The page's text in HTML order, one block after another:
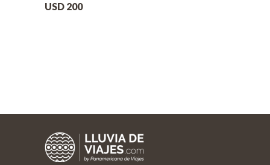
USD 200